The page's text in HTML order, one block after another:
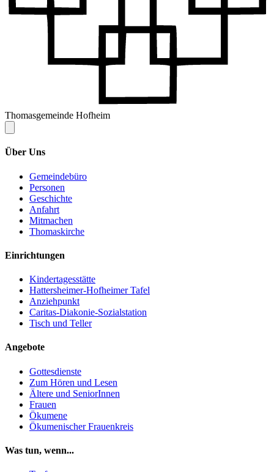
Thomasgemeinde Hofheim
Über Uns
Gemeindebüro
Personen
Geschichte
Anfahrt
Mitmachen
Thomaskirche
Einrichtungen
Kindertagesstätte
Hattersheimer-Hofheimer Tafel
Anziehpunkt
Caritas-Diakonie-Sozialstation
Tisch und Teller
Angebote
Gottesdienste
Zum Hören und Lesen
Ältere und SeniorInnen
Frauen
Ökumene
Ökumenischer Frauenkreis
Was tun, wenn...